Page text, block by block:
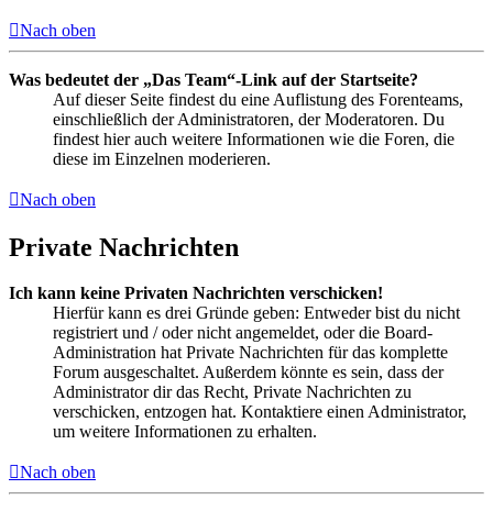
Nach oben
Was bedeutet der „Das Team“-Link auf der Startseite?
Auf dieser Seite findest du eine Auflistung des Forenteams,
einschließlich der Administratoren, der Moderatoren. Du
findest hier auch weitere Informationen wie die Foren, die
diese im Einzelnen moderieren.
Nach oben
Private Nachrichten
Ich kann keine Privaten Nachrichten verschicken!
Hierfür kann es drei Gründe geben: Entweder bist du nicht
registriert und / oder nicht angemeldet, oder die Board-
Administration hat Private Nachrichten für das komplette
Forum ausgeschaltet. Außerdem könnte es sein, dass der
Administrator dir das Recht, Private Nachrichten zu
verschicken, entzogen hat. Kontaktiere einen Administrator,
um weitere Informationen zu erhalten.
Nach oben